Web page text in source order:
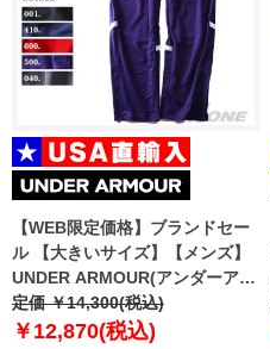
【WEB限定価格】ブランドセー
ル 【大きいサイズ】【メンズ】
UNDER ARMOUR(アンダーアー
マー) ウォームアップ パンツ
【USA直輸入】1270404
定価 ￥14,300(税込)
￥12,870(税込)